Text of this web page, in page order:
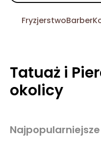
FryzjerstwoBarber
Tatuaż i
okolicy
Najpopularniejsze